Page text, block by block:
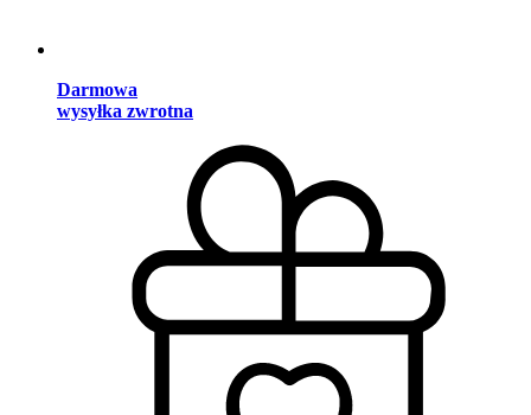
Darmowa
wysyłka zwrotna